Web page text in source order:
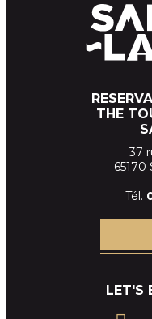
THE
37
65170
Tél.
LET'S